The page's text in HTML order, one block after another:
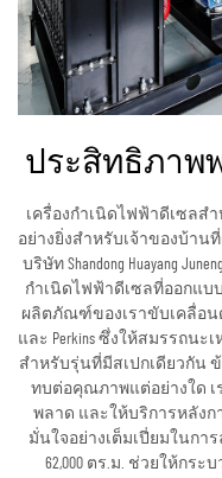
ประสิทธิภาพ
เครื่องกำเนิดไฟฟ้าดีเซลส
อย่างยิ่งสำหรับเจ้าของบ้าน
บริษัท Shandong Huayang
กำเนิดไฟฟ้าดีเซลที่ออกแ
ผลิตภัณฑ์ของเราขับเคลื่อน
และ Perkins ซึ่งให้สมรรถนะ
สำหรับรุ่นที่มีสเปกเดียวกัน
ทบต่อคุณภาพแต่อย่างใด เ
พลาด และให้บริการหลัง
มั่นใจอย่างเต็มเปี่ยมในก
62,000 ตร.ม. ช่วยให้กร